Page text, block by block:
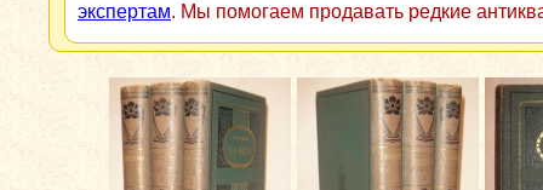
экспертам. Мы помогаем продавать редкие